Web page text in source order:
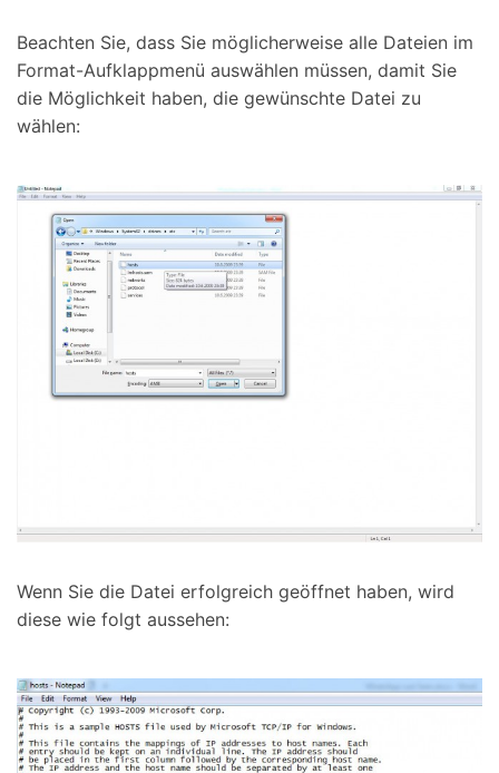
Beachten Sie, dass Sie möglicherweise alle Dateien im
Format-Aufklappmenü auswählen müssen, damit Sie
die Möglichkeit haben, die gewünschte Datei zu
wählen:
Wenn Sie die Datei erfolgreich geöffnet haben, wird
diese wie folgt aussehen: